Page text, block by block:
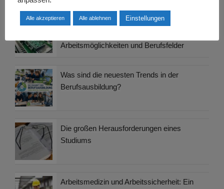
Karrierechancen in der
Arbeitsmöglichkeiten und Berufsfelder
Was sind die neuesten Trends in der
Berufsausbildung?
Die großen Herausforderungen eines
Studiums
Arbeitsmedizin und Arbeitssicherheit: Ein
Alle akzeptieren Alle ablehnen Einstellungen